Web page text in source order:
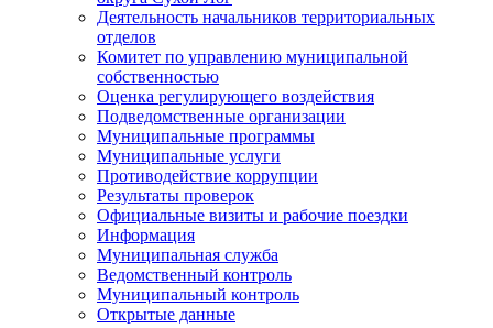
Деятельность начальников территориальных
отделов
Комитет по управлению муниципальной
собственностью
Оценка регулирующего воздействия
Подведомственные организации
Муниципальные программы
Муниципальные услуги
Противодействие коррупции
Результаты проверок
Официальные визиты и рабочие поездки
Информация
Муниципальная служба
Ведомственный контроль
Муниципальный контроль
Открытые данные